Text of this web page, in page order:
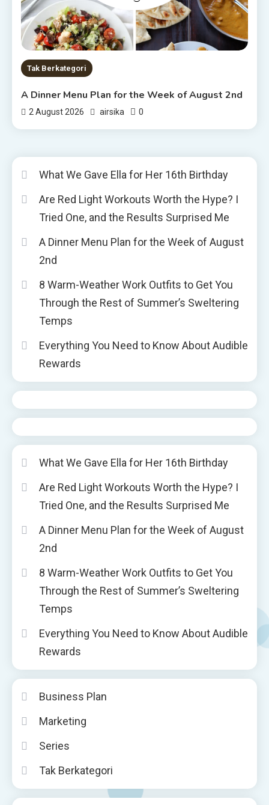
Tak Berkategori
A Dinner Menu Plan for the Week of August 2nd
2 August 2026 airsika 0
What We Gave Ella for Her 16th Birthday
Are Red Light Workouts Worth the Hype? I
Tried One, and the Results Surprised Me
A Dinner Menu Plan for the Week of August
2nd
8 Warm-Weather Work Outfits to Get You
Through the Rest of Summer’s Sweltering
Temps
Everything You Need to Know About Audible
Rewards
What We Gave Ella for Her 16th Birthday
Are Red Light Workouts Worth the Hype? I
Tried One, and the Results Surprised Me
A Dinner Menu Plan for the Week of August
2nd
8 Warm-Weather Work Outfits to Get You
Through the Rest of Summer’s Sweltering
Temps
Everything You Need to Know About Audible
Rewards
Business Plan
Marketing
Series
Tak Berkategori